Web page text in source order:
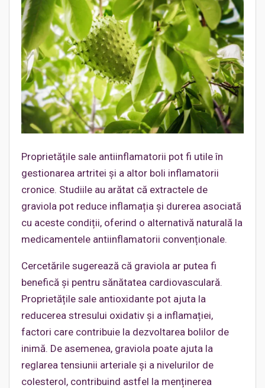
Proprietățile sale antiinflamatorii pot fi utile în
gestionarea artritei și a altor boli inflamatorii
cronice. Studiile au arătat că extractele de
graviola pot reduce inflamația și durerea asociată
cu aceste condiții, oferind o alternativă naturală la
medicamentele antiinflamatorii convenționale.
Cercetările sugerează că graviola ar putea fi
benefică și pentru sănătatea cardiovasculară.
Proprietățile sale antioxidante pot ajuta la
reducerea stresului oxidativ și a inflamației,
factori care contribuie la dezvoltarea bolilor de
inimă. De asemenea, graviola poate ajuta la
reglarea tensiunii arteriale și a nivelurilor de
colesterol, contribuind astfel la menținerea